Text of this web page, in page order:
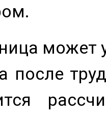
может
после